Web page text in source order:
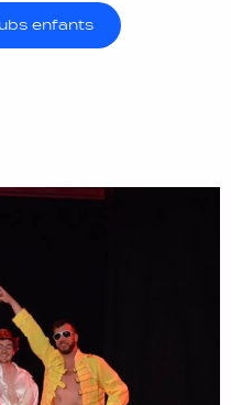
enfants